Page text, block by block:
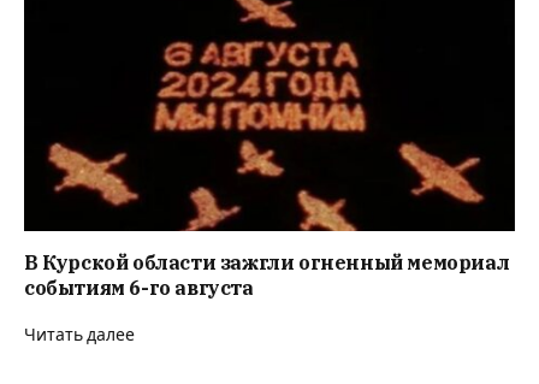
В Курской области зажгли огненный мемориал
событиям 6-го августа
Читать далее